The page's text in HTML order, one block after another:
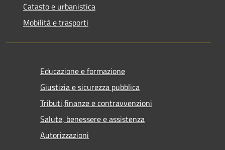
Catasto e urbanistica
Mobilità e trasporti
Educazione e formazione
Giustizia e sicurezza pubblica
Tributi,finanze e contravvenzioni
Salute, benessere e assistenza
Autorizzazioni